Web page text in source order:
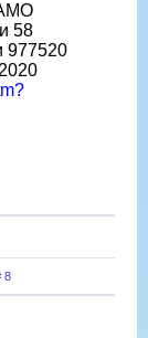
58
977520
8